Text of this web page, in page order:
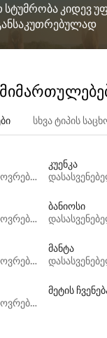
სტუმრობა კიდევ
სხვა ტიპის
დასასვენებელი საცხოვრებლები
კუენკა
დასასვენებელი საცხოვრებლები
ბანიოსი
დასასვენებელი საცხოვრებლები
მანტა
დასასვენებელი საცხოვრებლები
მეტის